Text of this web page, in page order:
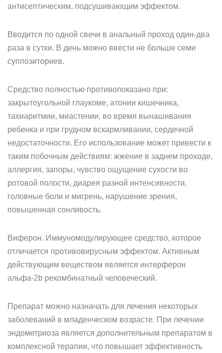
антисептическим, подсушивающим эффектом.
Вводится по одной свечи в анальный проход один-два
раза в сутки. В день можно ввести не больше семи
суппозиториев.
Средство полностью противопоказано при:
закрытоугольной глаукоме, атонии кишечника,
тахиаритмии, миастении, во время вынашивания
ребенка и при грудном вскармливании, сердечной
недостаточности. Его использование может привести к
таким побочным действиям: жжение в заднем проходе,
аллергия, запоры, чувство ощущение сухости во
ротовой полости, диарея разной интенсивности,
головные боли и мигрень, нарушение зрения,
повышенная сонливость.
Виферон. Иммуномодулирующее средство, которое
отличается противовирусным эффектом. Активным
действующим веществом является интерферон
альфа-2b рекомбинатный человеческий.
Препарат можно назначать для лечения некоторых
заболеваний в младенческом возрасте. При лечении
эндометриоза является дополнительным препаратом в
комплексной терапии, что повышает эффективность